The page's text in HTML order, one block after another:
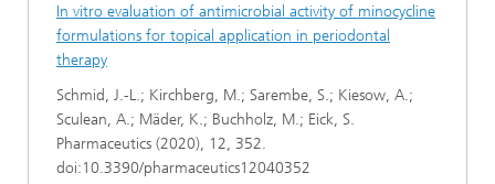
In vitro evaluation of antimicrobial activity of minocycline
formulations for topical application in periodontal
therapy
Schmid, J.-L.; Kirchberg, M.; Sarembe, S.; Kiesow, A.;
Sculean, A.; Mäder, K.; Buchholz, M.; Eick, S.
Pharmaceutics (2020), 12, 352.
doi:10.3390/pharmaceutics12040352